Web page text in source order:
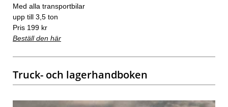
Med alla transportbilar
upp till 3,5 ton
Pris 199 kr
Beställ den här
Truck- och lagerhandboken